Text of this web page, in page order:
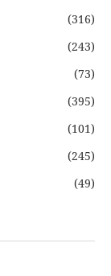
(316)
(243)
(73)
(395)
(101)
(245)
(49)